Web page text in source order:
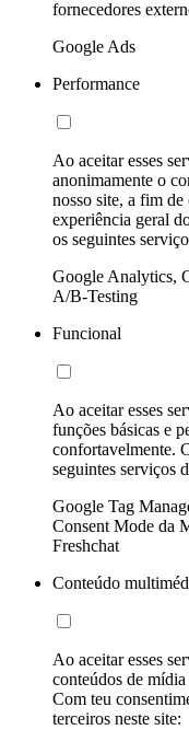
fornecedores
Google Ads
Performance
Ao aceitar esses
anonimamente o
nosso site, a fim
experiência geral
os seguintes
Google Analytics,
A/B-Testing
Funcional
Ao aceitar esses
funções básicas e
confortavelmente.
seguintes serviços
Google Tag
Consent Mode da
Freshchat
Conteúdo
Ao aceitar esses
conteúdos de
Com teu
terceiros neste site: